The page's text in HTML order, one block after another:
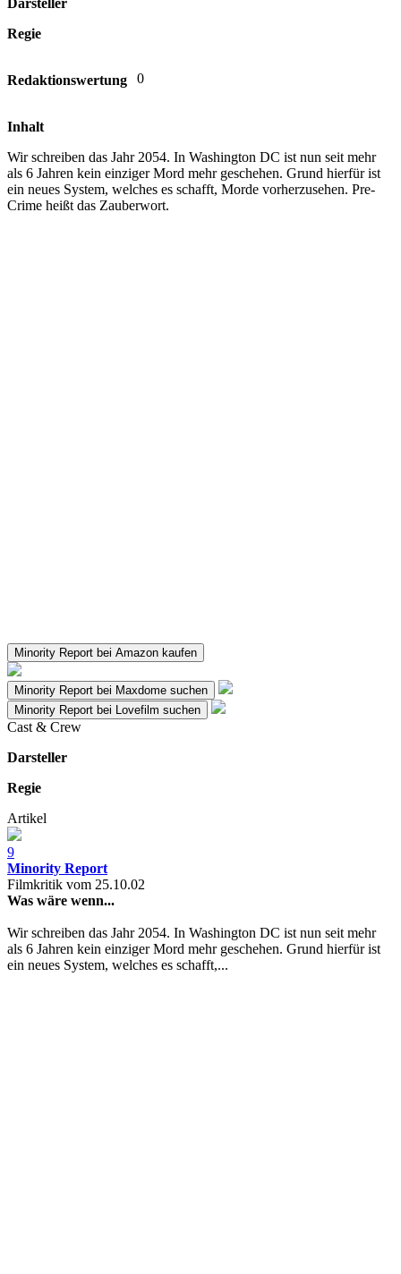
Darsteller
Regie
Redaktionswertung 0
Inhalt
Wir schreiben das Jahr 2054. In Washington DC ist nun seit mehr
als 6 Jahren kein einziger Mord mehr geschehen. Grund hierfür ist
ein neues System, welches es schafft, Morde vorherzusehen. Pre-
Crime heißt das Zauberwort.
Minority Report bei Amazon kaufen
Minority Report bei Maxdome suchen
Minority Report bei Lovefilm suchen
Cast & Crew
Darsteller
Regie
Artikel
9
Minority Report
Filmkritik vom 25.10.02
Was wäre wenn...
Wir schreiben das Jahr 2054. In Washington DC ist nun seit mehr
als 6 Jahren kein einziger Mord mehr geschehen. Grund hierfür ist
ein neues System, welches es schafft,...